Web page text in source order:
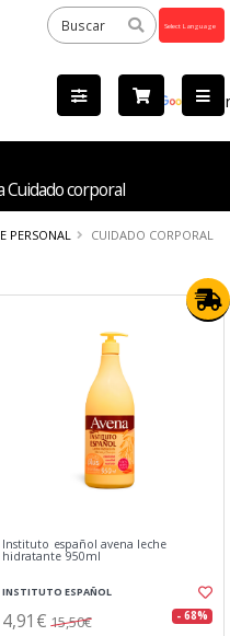
by
Cuidado corporal
PERSONAL CUIDADO CORPORAL
Instituto español avena leche
hidratante 950ml
INSTITUTO ESPAÑOL
4,91€ 15,50€ - 68%